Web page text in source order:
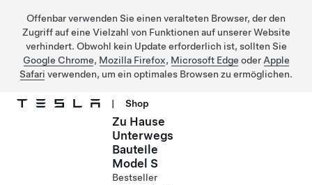
Offenbar verwenden Sie einen veralteten Browser, der den
Zugriff auf eine Vielzahl von Funktionen auf unserer Website
verhindert. Obwohl kein Update erforderlich ist, sollten Sie
Google Chrome, Mozilla Firefox, Microsoft Edge oder Apple
Safari verwenden, um ein optimales Browsen zu ermöglichen.
| Shop
Zu Hause
Unterwegs
Bauteile
Model S
Bestseller